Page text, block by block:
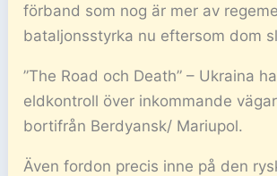
förband som nog är mer av
bataljonsstyrka nu eftersom dom
”The Road och Death” – Ukraina
eldkontroll över inkommande
bortifrån Berdyansk/ Mariupol.
Även fordon precis inne på den